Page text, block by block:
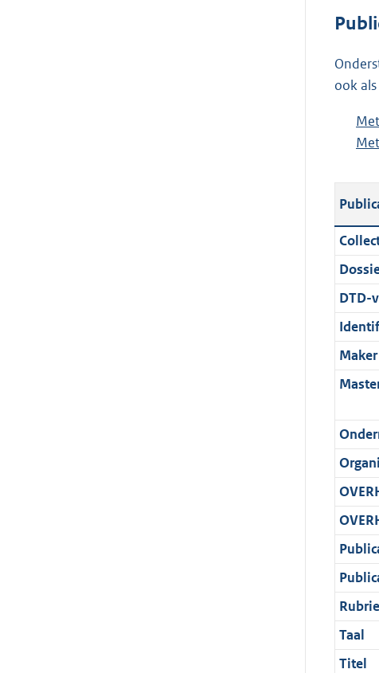
w
l
o
d
p
l
i
c
a
t
i
e
i
n
o
r
m
a
a
t
ook
DTD-
Maker
Taal
Titel